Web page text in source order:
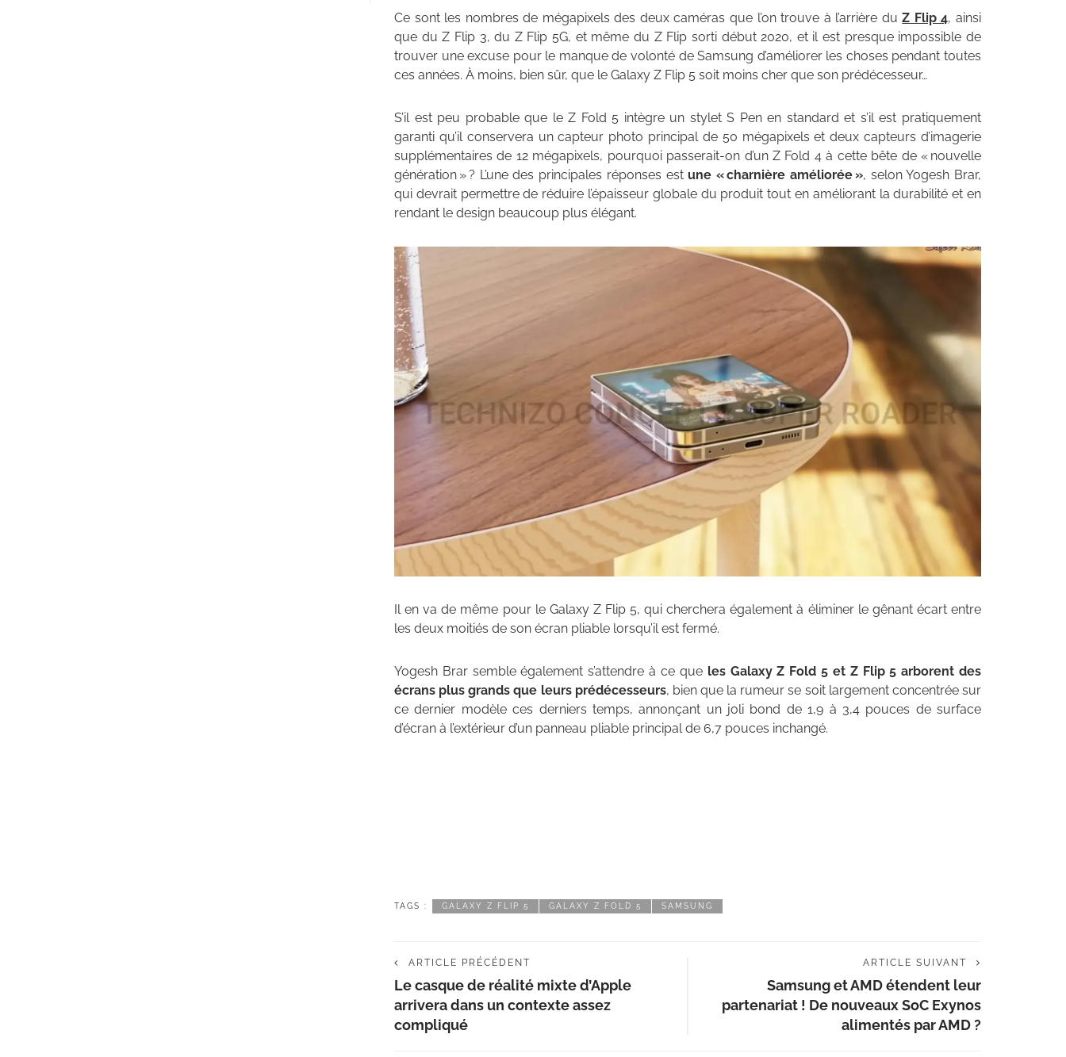
Ce sont les nombres de mégapixels des deux caméras que l’on trouve à l’arrière duZ Flip 4, ainsi
que du Z Flip 3, du Z Flip 5G, et même du Z Flip sorti début 2020, et il est presque impossible de
trouver une excuse pour le manque de volonté de Samsung d’améliorer les choses pendant toutes
ces années. À moins, bien sûr, que le Galaxy Z Flip 5 soit moins cher que son prédécesseur…
S’il est peu probable que le Z Fold 5 intègre un stylet S Pen en standard et s’il est pratiquement
garanti qu’il conservera un capteur photo principal de 50 mégapixels et deux capteurs d’imagerie
supplémentaires de 12 mégapixels, pourquoi passerait-on d’un Z Fold 4 à cette bête de « nouvelle
génération » ? L’une des principales réponses est une « charnière améliorée », selon Yogesh Brar,
qui devrait permettre de réduire l’épaisseur globale du produit tout en améliorant la durabilité et en
rendant le design beaucoup plus élégant.
Il en va de même pour le Galaxy Z Flip 5, qui cherchera également à éliminer le gênant écart entre
les deux moitiés de son écran pliable lorsqu’il est fermé.
Yogesh Brar semble également s’attendre à ce queles Galaxy Z Fold 5 et Z Flip 5 arborent des
écrans plus grands que leurs prédécesseurs, bien que la rumeur se soit largement concentrée sur
ce dernier modèle ces derniers temps, annonçant un joli bond de 1,9 à 3,4 pouces de surface
d’écran à l’extérieur d’un panneau pliable principal de 6,7 pouces inchangé.
TAGS : GALAXY Z FLIP 5 GALAXY Z FOLD 5 SAMSUNG
ARTICLE PRÉCÉDENT
Le casque de réalité mixte d’Apple
arrivera dans un contexte assez
compliqué
ARTICLE SUIVANT
Samsung et AMD étendent leur
partenariat ! De nouveaux SoC Exynos
alimentés par AMD ?